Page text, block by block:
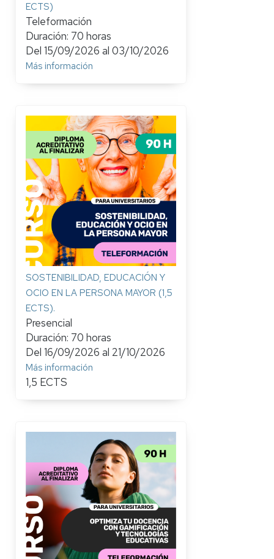
ECTS)
Teleformación
Duración: 70 horas
Del 15/09/2026 al 03/10/2026
Más información
SOSTENIBILIDAD, EDUCACIÓN Y
OCIO EN LA PERSONA MAYOR (1,5
ECTS).
Presencial
Duración: 70 horas
Del 16/09/2026 al 21/10/2026
Más información
1,5 ECTS